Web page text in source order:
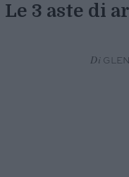
Le 3 aste di
Di